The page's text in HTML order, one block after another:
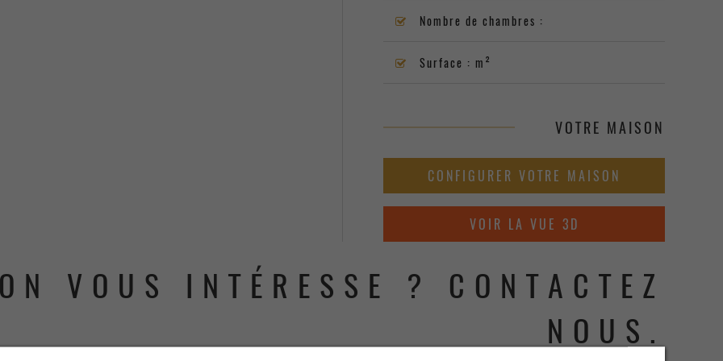
Nombre de chambres :
Surface : m²
VOTRE MAISON
CONFIGURER VOTRE MAISON
VOIR LA VUE 3D
NOUS.